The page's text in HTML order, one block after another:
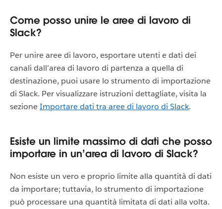
Come posso unire le aree di lavoro di
Slack?
Per unire aree di lavoro, esportare utenti e dati dei
canali dall’area di lavoro di partenza a quella di
destinazione, puoi usare lo strumento di importazione
di Slack. Per visualizzare istruzioni dettagliate, visita la
sezioneImportare dati tra aree di lavoro di Slack.
Esiste un limite massimo di dati che posso
importare in un’area di lavoro di Slack?
Non esiste un vero e proprio limite alla quantità di dati
da importare; tuttavia, lo strumento di importazione
può processare una quantità limitata di dati alla volta.